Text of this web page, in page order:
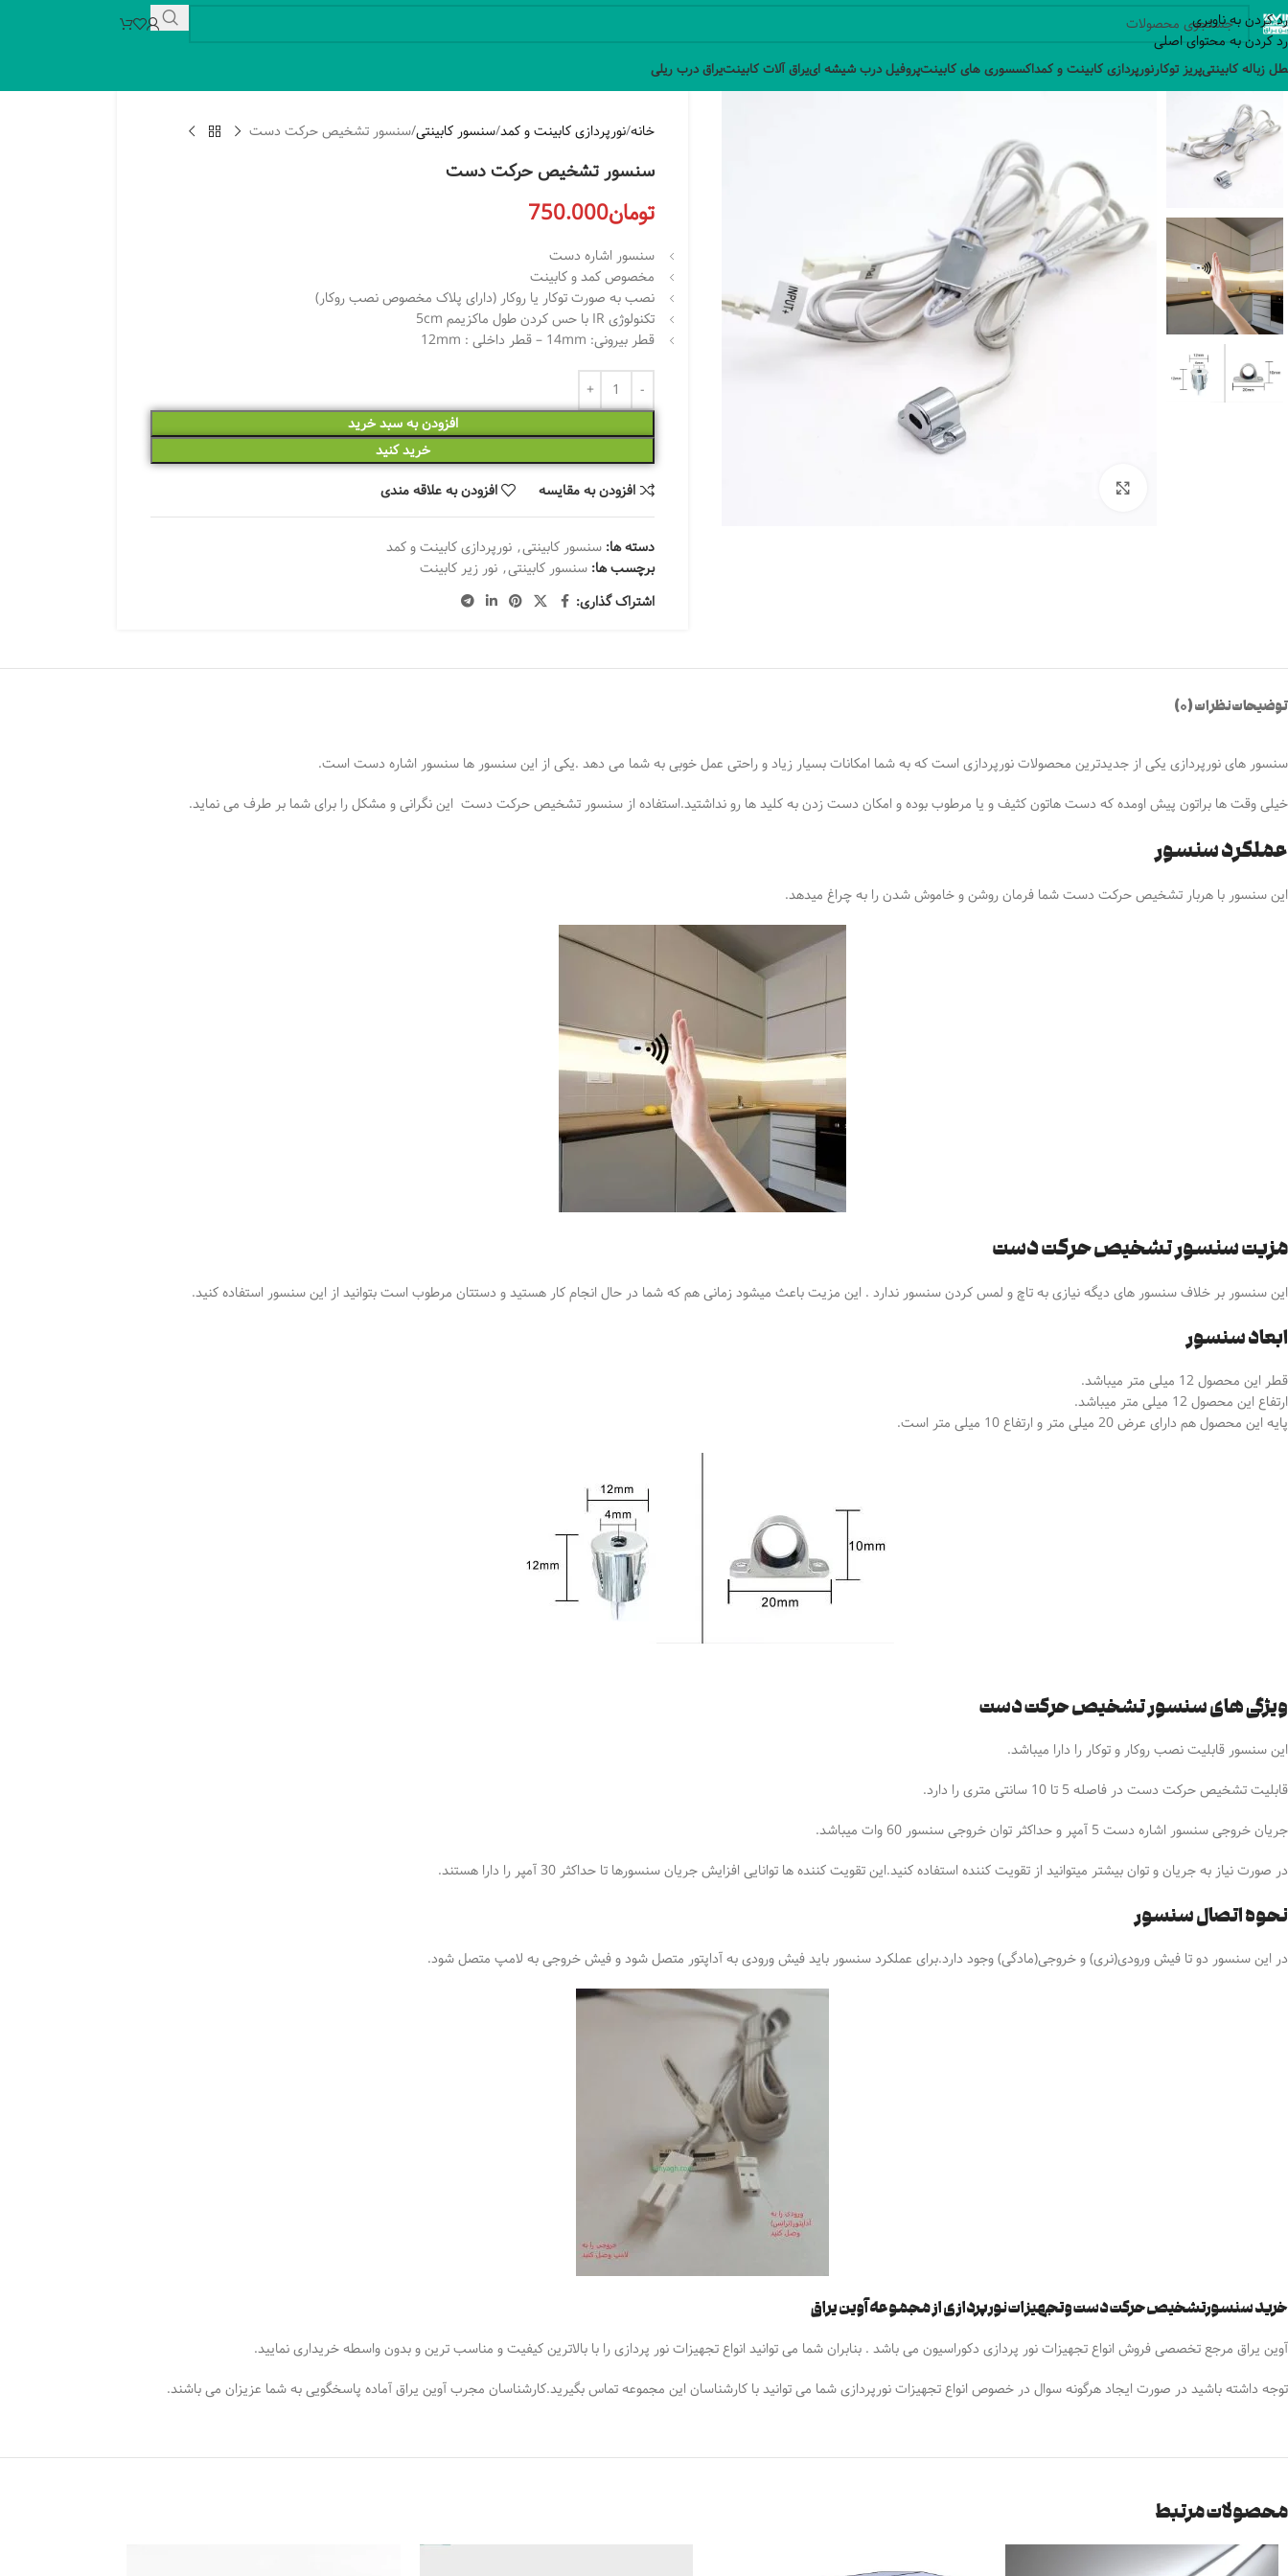
رد کردن به ناوبری
رد کردن به محتوای اصلی
زباله کابینتیپریز توکارنورپردازی کابینت و کمداکسسوری های کابینتپروفیل درب شیشه اییراق آلات کابینتیراق درب ریلی
خانه نورپردازی کابینت و کمد سنسور کابینتی سنسور تشخیص حرکت دست
سنسور تشخیص حرکت دست
تومان750.000
سنسور اشاره دست
مخصوص کمد و کابینت
نصب به صورت توکار یا روکار (دارای پلاک مخصوص نصب روکار)
تکنولوژی IR با حس کردن طول ماکزیمم 5cm
قطر بیرونی: 14mm – قطر داخلی : 12mm
افزودن به سبد خرید
خرید کنید
افزودن به مقایسه
افزودن به علاقه مندی
دسته ها: سنسور کابینتی, نورپردازی کابینت و کمد
برچسب ها: سنسور کابینتی, نور زیر کابینت
اشتراک گذاری:
توضیحاتنظرات (0)
سنسور های نورپردازی یکی از جدیدترین محصولات نورپردازی است که به شما امکانات بسیار زیاد و راحتی عمل خوبی به شما می دهد .یکی از این سنسور ها سنسور اشاره دست است.
خیلی وقت ها براتون پیش اومده که دست هاتون کثیف و یا مرطوب بوده و امکان دست زدن به کلید ها رو نداشتید.استفاده از سنسور تشخیص حرکت دست این نگرانی و مشکل را برای شما بر طرف می نماید.
عملکرد سنسور
این سنسور با هربار تشخیص حرکت دست شما فرمان روشن و خاموش شدن را به چراغ میدهد.
مزیت سنسور تشخیص حرکت دست
این سنسور بر خلاف سنسور های دیگه نیازی به تاچ و لمس کردن سنسور ندارد . این مزیت باعث میشود زمانی هم که شما در حال انجام کار هستید و دستتان مرطوب است بتوانید از این سنسور استفاده کنید.
ابعاد سنسور
قطر این محصول 12 میلی متر میباشد.
ارتفاع این محصول 12 میلی متر میباشد.
پایه این محصول هم دارای عرض 20 میلی متر و ارتفاع 10 میلی متر است.
ویژگی های سنسور تشخیص حرکت دست
این سنسور قابلیت نصب روکار و توکار را دارا میباشد.
قابلیت تشخیص حرکت دست در فاصله 5 تا 10 سانتی متری را دارد.
جریان خروجی سنسور اشاره دست 5 آمپر و حداکثر توان خروجی سنسور 60 وات میباشد.
در صورت نیاز به جریان و توان بیشتر میتوانید از تقویت کننده استفاده کنید.این تقویت کننده ها توانایی افزایش جریان سنسورها تا حداکثر 30 آمپر را دارا هستند.
نحوه اتصال سنسور
در این سنسور دو تا فیش ورودی(نری) و خروجی(مادگی) وجود دارد.برای عملکرد سنسور باید فیش ورودی به آداپتور متصل شود و فیش خروجی به لامپ متصل شود.
خرید سنسورتشخیص حرکت دست و تجهیزات نورپردازی از مجموعه آوین یراق
آوین یراق مرجع تخصصی فروش انواع تجهیزات نور پردازی دکوراسیون می باشد . بنابران شما می توانید انواع تجهیزات نور پردازی را با بالاترین کیفیت و مناسب ترین و بدون واسطه خریداری نمایید.
توجه داشته باشید در صورت ایجاد هرگونه سوال در خصوص انواع تجهیزات نورپردازی شما می توانید با کارشناسان این مجموعه تماس بگیرید.کارشناسان مجرب آوین یراق آماده پاسخگویی به شما عزیزان می باشند.
محصولات مرتبط